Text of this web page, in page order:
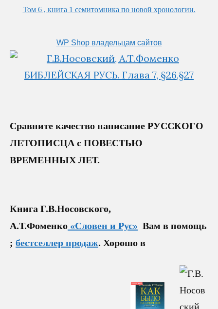
Том 6 , книга 1 семитомника по новой хронологии.
WP Shop владельцам сайтов
Сравните качество написание РУССКОГО
ЛЕТОПИСЦА с ПОВЕСТЬЮ
ВРЕМЕННЫХ ЛЕТ.
Книга Г.В.Носовского,
А.Т.Фоменко «Словен и Рус» Вам в помощь
; бестселлер продаж. Хорошо в